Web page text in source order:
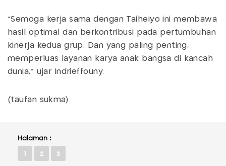
"Semoga kerja sama dengan Taiheiyo ini membawa
hasil optimal dan berkontribusi pada pertumbuhan
kinerja kedua grup. Dan yang paling penting,
memperluas layanan karya anak bangsa di kancah
dunia," ujar Indrieffouny.
(taufan sukma)
Halaman :
1 2 3